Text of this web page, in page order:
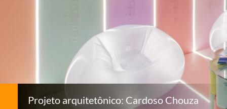
Projeto arquitetônico: Cardoso Chouza